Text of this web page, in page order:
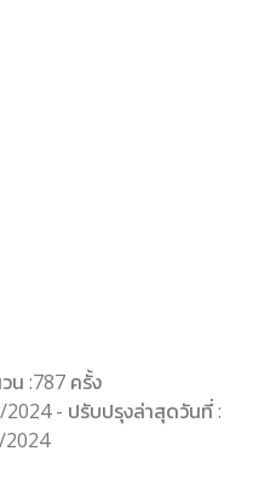
น :787 ครั้ง
- ปรับปรุงล่าสุดวันที่ :